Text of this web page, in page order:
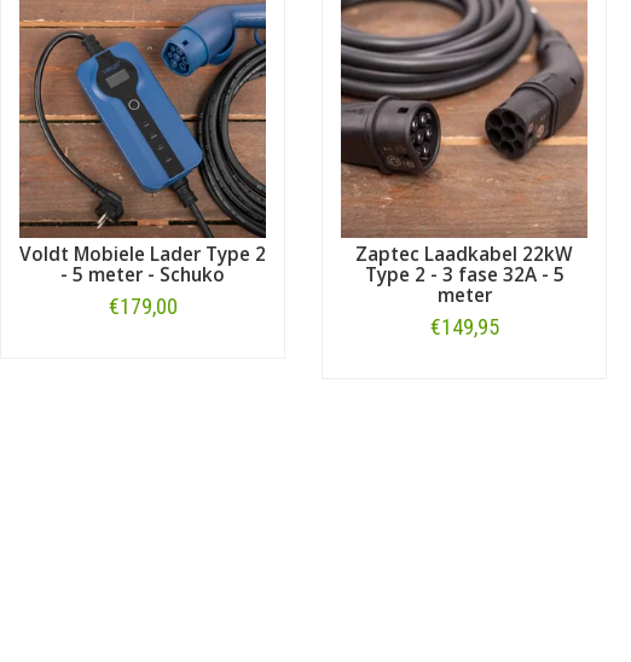
Voldt Mobiele Lader Type 2
- 5 meter - Schuko
€179,00
Zaptec Laadkabel 22kW
Type 2 - 3 fase 32A - 5
meter
€149,95